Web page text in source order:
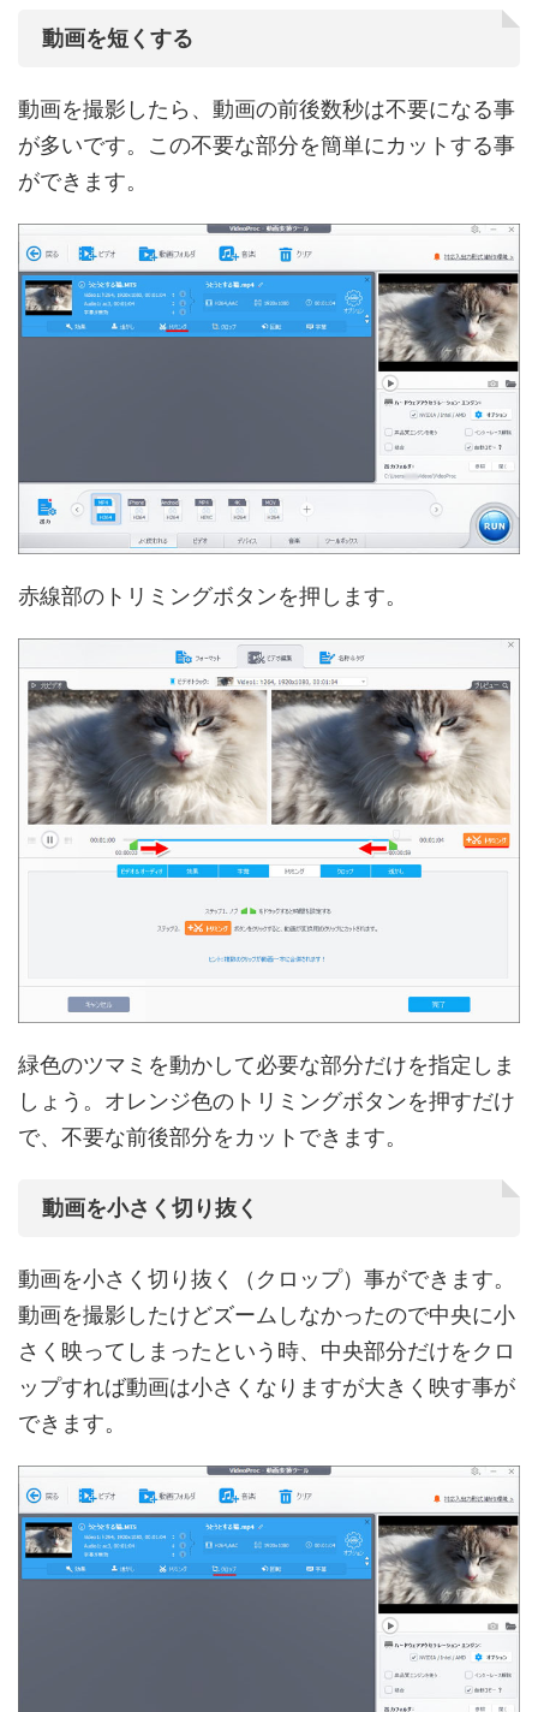
動画を短くする
動画を撮影したら、動画の前後数秒は不要になる事
が多いです。この不要な部分を簡単にカットする事
ができます。
赤線部のトリミングボタンを押します。
緑色のツマミを動かして必要な部分だけを指定しま
しょう。オレンジ色のトリミングボタンを押すだけ
で、不要な前後部分をカットできます。
動画を小さく切り抜く
動画を小さく切り抜く（クロップ）事ができます。
動画を撮影したけどズームしなかったので中央に小
さく映ってしまったという時、中央部分だけをクロ
ップすれば動画は小さくなりますが大きく映す事が
できます。